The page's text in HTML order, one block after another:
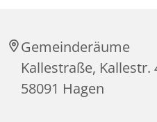
Gemeinderäume
Kallestraße, Kallestr.
58091 Hagen